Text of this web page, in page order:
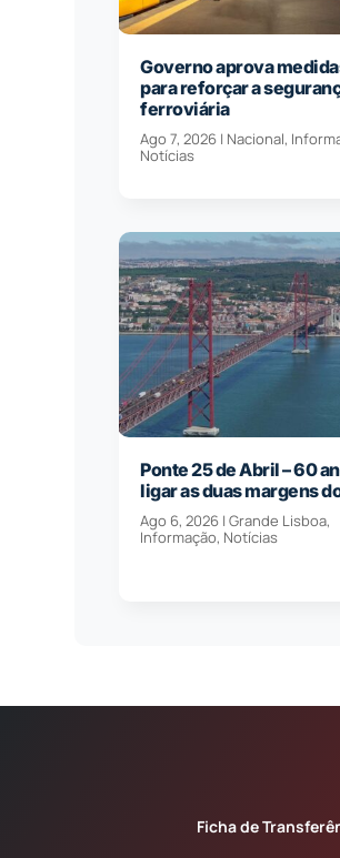
Governo aprova
para reforçar a
ferroviária
Ago 7, 2026 | Nacional,
Notícias
Ponte 25 de Abril – 60
ligar as duas margens
Ago 6, 2026 |Grande Lisboa,
Informação, Notícias
Ficha de